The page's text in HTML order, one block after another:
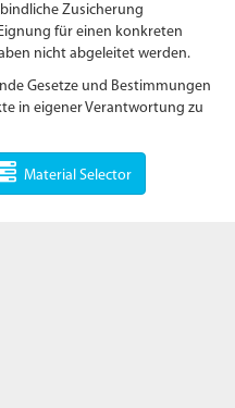
Zusicherung
für einen konkreten
nicht abgeleitet werden.
Gesetze und Bestimmungen
in eigener Verantwortung zu
Material Selector